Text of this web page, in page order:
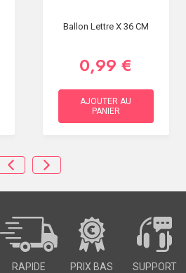
Ballon Lettre X 36 CM
0,99 €
AJOUTER AU
PANIER
RAPIDE PRIX BAS SUPPORT